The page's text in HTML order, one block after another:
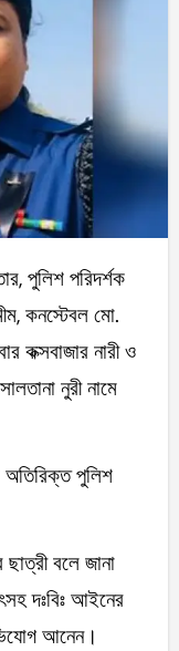
কনস্টেবল মো.
কক্সবাজার নারী ও
নুরী নামে
পুলিশ
বলে জানা
দঃবিঃ আইনের
আনেন।